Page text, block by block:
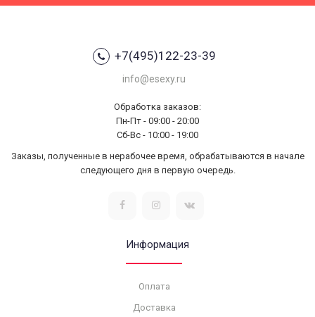
+7(495)122-23-39
info@esexy.ru
Обработка заказов:
Пн-Пт - 09:00 - 20:00
Сб-Вс - 10:00 - 19:00
Заказы, полученные в нерабочее время, обрабатываются в начале
следующего дня в первую очередь.
Информация
Оплата
Доставка